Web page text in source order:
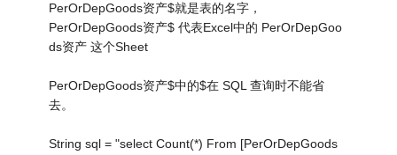
PerOrDepGoods资产$就是表的名字，
PerOrDepGoods资产$ 代表Excel中的 PerOrDepGoo
ds资产 这个Sheet
PerOrDepGoods资产$中的$在 SQL 查询时不能省
去。
String sql = "select Count(*) From [PerOrDepGoods